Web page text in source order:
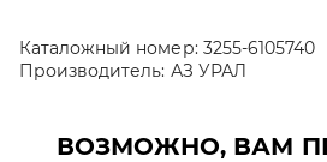
Каталожный номер: 3255-6105740
Производитель: АЗ УРАЛ
ВОЗМОЖНО, ВАМ